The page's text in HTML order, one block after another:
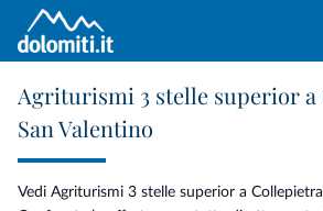
Agriturismi 3 stelle superior
San Valentino
Vedi Agriturismi 3 stelle superior a